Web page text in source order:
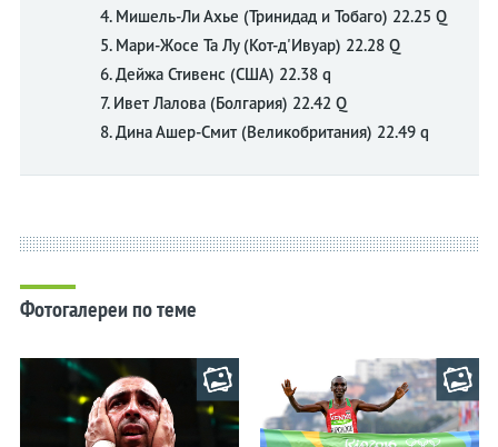
4. Мишель-Ли Ахье (Тринидад и Тобаго) 22.25 Q
5. Мари-Жосе Та Лу (Кот-д'Ивуар) 22.28 Q
6. Дейжа Стивенс (США) 22.38 q
7. Ивет Лалова (Болгария) 22.42 Q
8. Дина Ашер-Смит (Великобритания) 22.49 q
Фотогалереи по теме